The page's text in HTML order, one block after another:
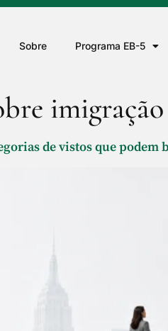
Sobre Programa EB-5
imigração
de vistos que